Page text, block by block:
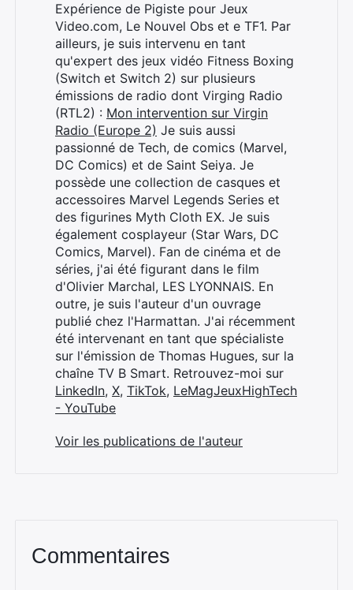
Expérience de Pigiste pour Jeux
Video.com, Le Nouvel Obs et e TF1. Par
ailleurs, je suis intervenu en tant
qu'expert des jeux vidéo Fitness Boxing
(Switch et Switch 2) sur plusieurs
émissions de radio dont Virging Radio
(RTL2) : Mon intervention sur Virgin
Radio (Europe 2) Je suis aussi
passionné de Tech, de comics (Marvel,
DC Comics) et de Saint Seiya. Je
possède une collection de casques et
accessoires Marvel Legends Series et
des figurines Myth Cloth EX. Je suis
également cosplayeur (Star Wars, DC
Comics, Marvel). Fan de cinéma et de
séries, j'ai été figurant dans le film
d'Olivier Marchal, LES LYONNAIS. En
outre, je suis l'auteur d'un ouvrage
publié chez l'Harmattan. J'ai récemment
été intervenant en tant que spécialiste
sur l'émission de Thomas Hugues, sur la
chaîne TV B Smart. Retrouvez-moi sur
LinkedIn, X, TikTok, LeMagJeuxHighTech
- YouTube
Voir les publications de l'auteur
Commentaires